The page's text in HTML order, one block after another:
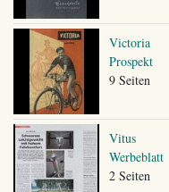
Victoria
Prospekt
9 Seiten
Vitus
Werbeblatt
2 Seiten